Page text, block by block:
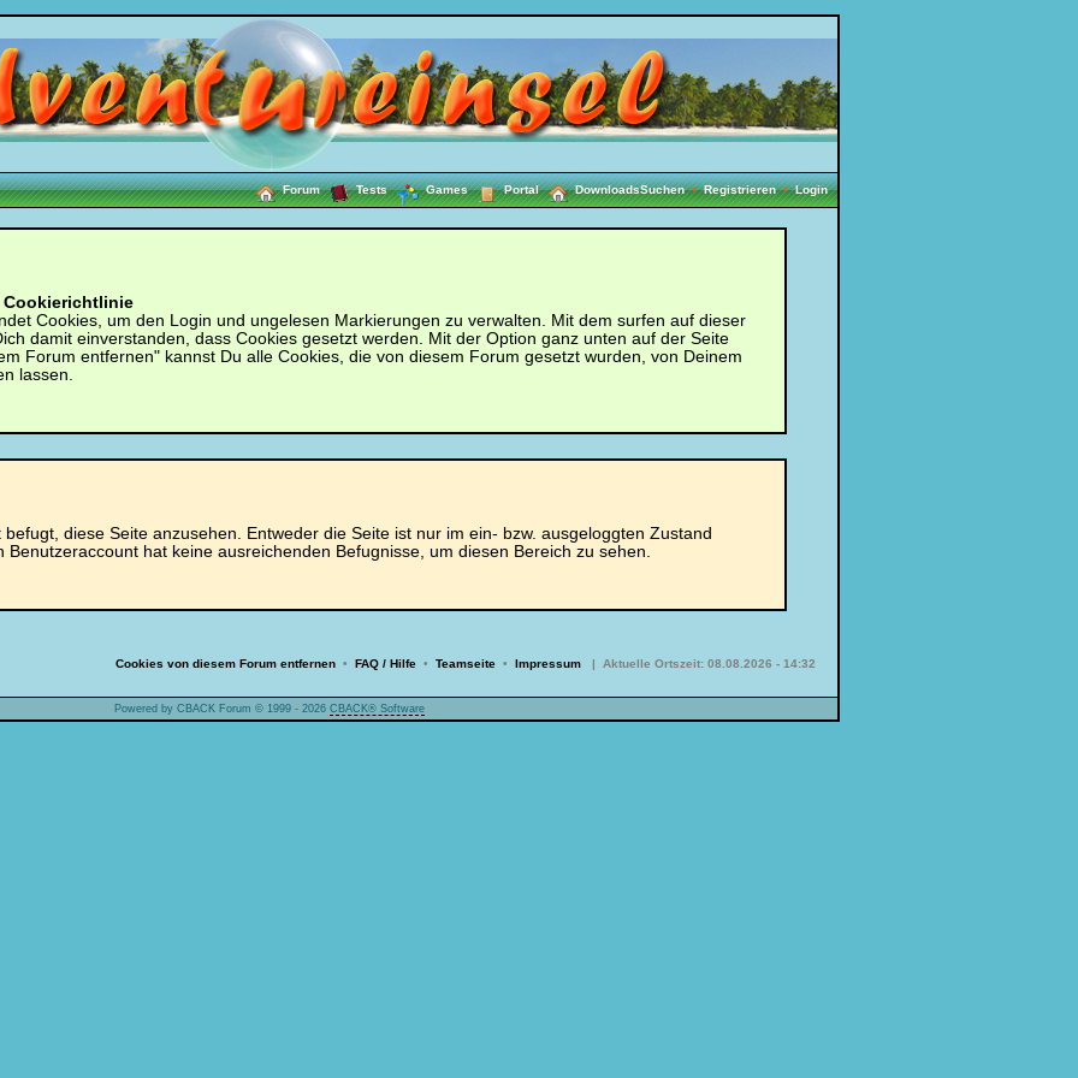
Forum Tests Games Portal DownloadsSuchen •Registrieren •Login
Cookierichtlinie
Cookies, um den Login und ungelesen Markierungen zu verwalten. Mit dem surfen auf dieser
damit einverstanden, dass Cookies gesetzt werden. Mit der Option ganz unten auf der Seite
Forum entfernen" kannst Du alle Cookies, die von diesem Forum gesetzt wurden, von Deinem
lassen.
befugt, diese Seite anzusehen. Entweder die Seite ist nur im ein- bzw. ausgeloggten Zustand
Benutzeraccount hat keine ausreichenden Befugnisse, um diesen Bereich zu sehen.
Cookies von diesem Forum entfernen • FAQ / Hilfe • Teamseite • Impressum | Aktuelle Ortszeit: 08.08.2026 - 14:32
Powered by CBACK Forum © 1999 - 2026 CBACK® Software